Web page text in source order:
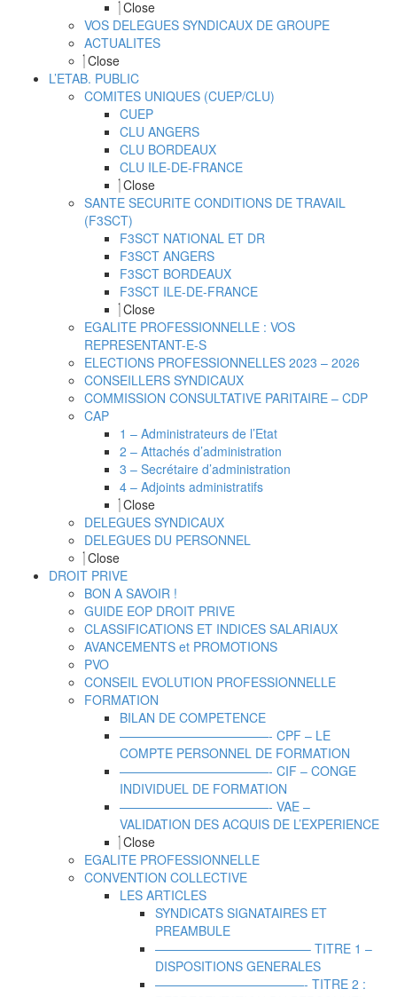
Close
VOS DELEGUES SYNDICAUX DE GROUPE
ACTUALITES
Close
L’ETAB. PUBLIC
COMITES UNIQUES (CUEP/CLU)
CUEP
CLU ANGERS
CLU BORDEAUX
CLU ILE-DE-FRANCE
Close
SANTE SECURITE CONDITIONS DE TRAVAIL
(F3SCT)
F3SCT NATIONAL ET DR
F3SCT ANGERS
F3SCT BORDEAUX
F3SCT ILE-DE-FRANCE
Close
EGALITE PROFESSIONNELLE : VOS
REPRESENTANT-E-S
ELECTIONS PROFESSIONNELLES 2023 – 2026
CONSEILLERS SYNDICAUX
COMMISSION CONSULTATIVE PARITAIRE – CDP
CAP
1 – Administrateurs de l’Etat
2 – Attachés d’administration
3 – Secrétaire d’administration
4 – Adjoints administratifs
Close
DELEGUES SYNDICAUX
DELEGUES DU PERSONNEL
Close
DROIT PRIVE
BON A SAVOIR !
GUIDE EOP DROIT PRIVE
CLASSIFICATIONS ET INDICES SALARIAUX
AVANCEMENTS et PROMOTIONS
PVO
CONSEIL EVOLUTION PROFESSIONNELLE
FORMATION
BILAN DE COMPETENCE
————————————- CPF – LE
COMPTE PERSONNEL DE FORMATION
————————————- CIF – CONGE
INDIVIDUEL DE FORMATION
————————————- VAE –
VALIDATION DES ACQUIS DE L’EXPERIENCE
Close
EGALITE PROFESSIONNELLE
CONVENTION COLLECTIVE
LES ARTICLES
SYNDICATS SIGNATAIRES ET
PREAMBULE
————————————– TITRE 1 –
DISPOSITIONS GENERALES
————————————- TITRE 2 :